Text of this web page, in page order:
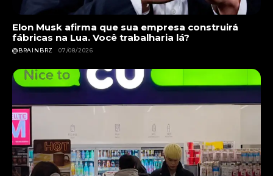
Elon Musk afirma que sua empresa construirá
fábricas na Lua. Você trabalharia lá?
@BRAINBRZ 07/08/2026